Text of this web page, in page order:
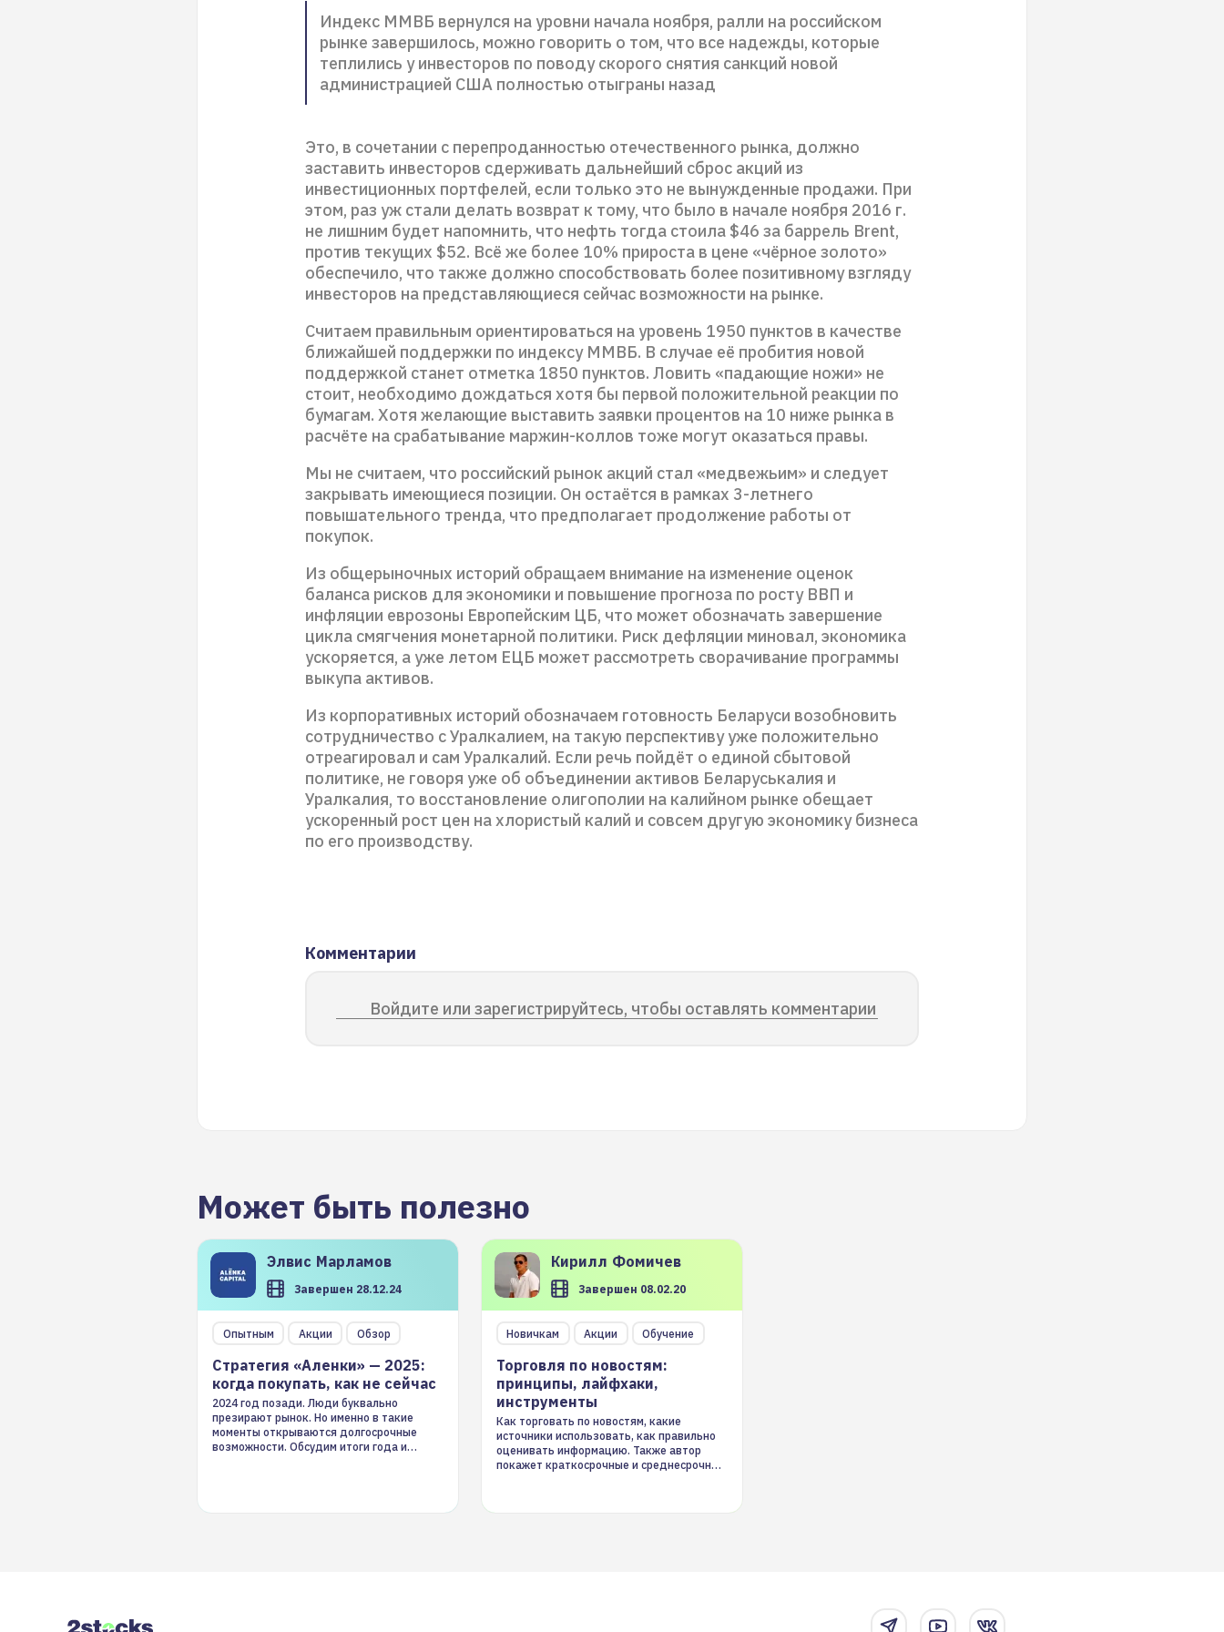
Индекс ММВБ вернулся на уровни начала ноября, ралли на российском
рынке завершилось, можно говорить о том, что все надежды, которые
теплились у инвесторов по поводу скорого снятия санкций новой
администрацией США полностью отыграны назад
Это, в сочетании с перепроданностью отечественного рынка, должно
заставить инвесторов сдерживать дальнейший сброс акций из
инвестиционных портфелей, если только это не вынужденные продажи. При
этом, раз уж стали делать возврат к тому, что было в начале ноября 2016 г.
не лишним будет напомнить, что нефть тогда стоила $46 за баррель Brent,
против текущих $52. Всё же более 10% прироста в цене «чёрное золото»
обеспечило, что также должно способствовать более позитивному взгляду
инвесторов на представляющиеся сейчас возможности на рынке.
Считаем правильным ориентироваться на уровень 1950 пунктов в качестве
ближайшей поддержки по индексу ММВБ. В случае её пробития новой
поддержкой станет отметка 1850 пунктов. Ловить «падающие ножи» не
стоит, необходимо дождаться хотя бы первой положительной реакции по
бумагам. Хотя желающие выставить заявки процентов на 10 ниже рынка в
расчёте на срабатывание маржин-коллов тоже могут оказаться правы.
Мы не считаем, что российский рынок акций стал «медвежьим» и следует
закрывать имеющиеся позиции. Он остаётся в рамках 3-летнего
повышательного тренда, что предполагает продолжение работы от
покупок.
Из общерыночных историй обращаем внимание на изменение оценок
баланса рисков для экономики и повышение прогноза по росту ВВП и
инфляции еврозоны Европейским ЦБ, что может обозначать завершение
цикла смягчения монетарной политики. Риск дефляции миновал, экономика
ускоряется, а уже летом ЕЦБ может рассмотреть сворачивание программы
выкупа активов.
Из корпоративных историй обозначаем готовность Беларуси возобновить
сотрудничество с Уралкалием, на такую перспективу уже положительно
отреагировал и сам Уралкалий. Если речь пойдёт о единой сбытовой
политике, не говоря уже об объединении активов Беларуськалия и
Уралкалия, то восстановление олигополии на калийном рынке обещает
ускоренный рост цен на хлористый калий и совсем другую экономику бизнеса
по его производству.
Комментарии
Войдите или зарегистрируйтесь, чтобы оставлять комментарии
Может быть полезно
Элвис Марламов
Завершен 28.12.24
Опытным Акции Обзор
Стратегия «Аленки» — 2025:
когда покупать, как не сейчас
2024 год позади. Люди буквально
презирают рынок. Но именно в такие
моменты открываются долгосрочные
возможности. Обсудим итоги года и
Кирилл Фомичев
Завершен 08.02.20
Новичкам Акции Обучение
Торговля по новостям:
принципы, лайфхаки,
инструменты
Как торговать по новостям, какие
источники использовать, как правильно
оценивать информацию. Также автор
покажет краткосрочные и среднесрочные